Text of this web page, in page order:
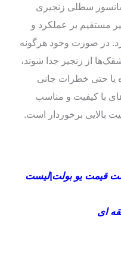
سطلی زنجیری
مستقیم بر عملکرد و
در صورت وجود هرگونه
از زنجیر جدا شوند،
یا حتی خطرات جانی
با کیفیت و مناسب
بالایی برخوردار است.
قیمت یو بولت|لیست
ای